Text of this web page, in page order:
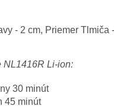
- 2 cm, Priemer
NL1416R Li-ion:
30 minút
45 minút